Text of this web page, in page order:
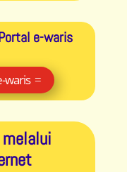
e-waris
waris
melalui